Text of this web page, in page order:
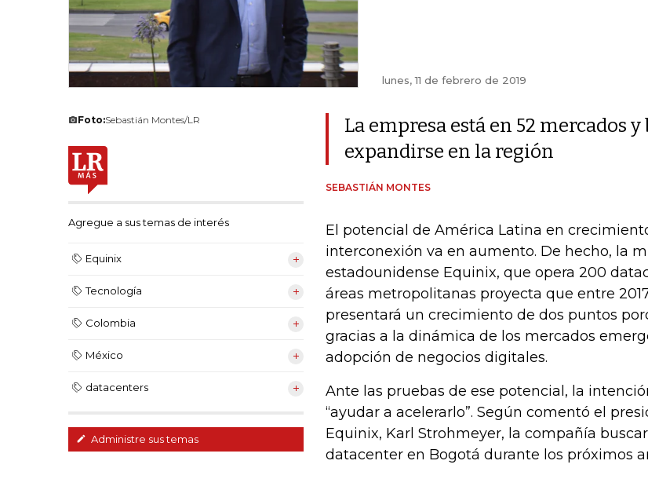
lunes, 11 de febrero de 2019
Foto:Sebastián Montes/LR
Agregue a sus temas de interés
Equinix
Tecnología
Colombia
México
datacenters
Administre sus temas
La empresa está en 52 mercados y
expandirse en la región
SEBASTIÁN MONTES
El potencial de América Latina en
interconexión va en aumento. De hecho, la
estadounidense Equinix, que opera 200
áreas metropolitanas proyecta que entre
presentará un crecimiento de dos puntos
gracias a la dinámica de los mercados
adopción de negocios digitales.
Ante las pruebas de ese potencial, la
“ayudar a acelerarlo”. Según comentó el
Equinix, Karl Strohmeyer, la compañía
datacenter en Bogotá durante los próximos